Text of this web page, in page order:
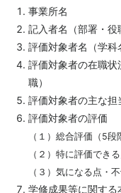
事業所名
記入者名（部署・役
評価対象者名（学科
評価対象者の在職
職）
評価対象者の主な担
評価対象者の評価
（１）総合評価（5
（２）特に評価でき
（３）気になる点・
学修成果等に関する